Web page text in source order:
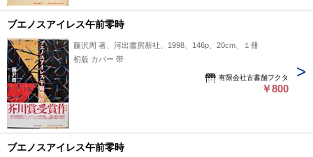
ブエノスアイレス午前零時
藤沢周 著、河出書房新社、1998、146p、20cm、１冊
初版 カバー 帯
有限会社古書舗フクタ
￥800
ブエノスアイレス午前零時